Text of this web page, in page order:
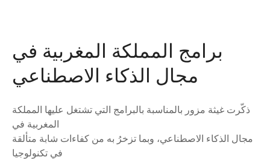
برامج المملكة المغربية في
مجال الذكاء الاصطناعي
ذكّرت غيثة مزور بالمناسبة بالبرامج التي تشتغل عليها المملكة
المغربية في
مجال الذكاء الاصطناعي، وبما تزخرُ به من كفاءات شابة متألقة
في تكنولوجيا